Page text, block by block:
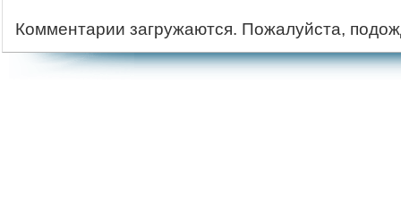
Комментарии загружаются. Пожалуйста,